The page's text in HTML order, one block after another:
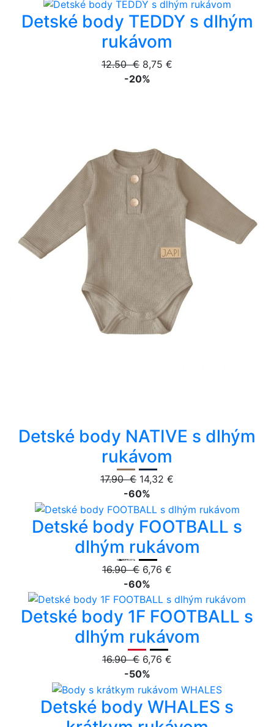
Detské body TEDDY s dlhým
rukávom
12.50 € 8,75 €
-20%
Detské body NATIVE s dlhým
rukávom
17.90 € 14,32 €
-60%
Detské body FOOTBALL s
dlhým rukávom
16.90 € 6,76 €
-60%
Detské body 1F FOOTBALL s
dlhým rukávom
16.90 € 6,76 €
-50%
Detské body WHALES s